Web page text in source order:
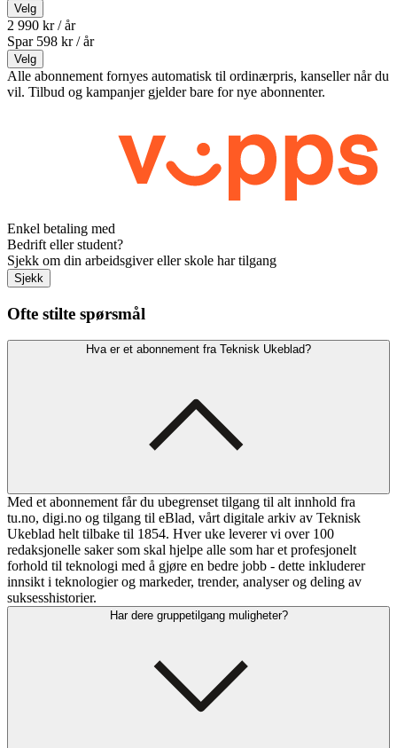
Velg
2 990 kr / år
Spar 598 kr /år
Velg
Alle abonnement fornyes automatisk til ordinærpris, kanseller når du
vil. Tilbud og kampanjer gjelder bare for nye abonnenter.
Enkel betaling med
Bedrift eller student?
Sjekk om din arbeidsgiver eller skole har tilgang
Sjekk
Ofte stilte spørsmål
Hva er et abonnement fra Teknisk Ukeblad?
Med et abonnement får du ubegrenset tilgang til alt innhold fra
tu.no, digi.no og tilgang til eBlad, vårt digitale arkiv av Teknisk
Ukeblad helt tilbake til 1854. Hver uke leverer vi over 100
redaksjonelle saker som skal hjelpe alle som har et profesjonelt
forhold til teknologi med å gjøre en bedre jobb - dette inkluderer
innsikt i teknologier og markeder, trender, analyser og deling av
suksesshistorier.
Har dere gruppetilgang muligheter?